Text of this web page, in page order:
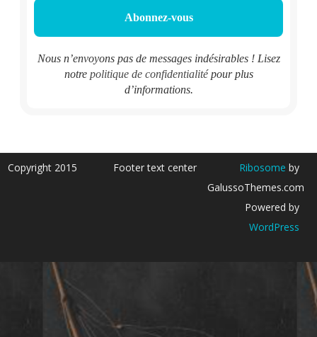
Nous n’envoyons pas de messages indésirables ! Lisez
notre politique de confidentialitépour plus
d’informations.
Copyright 2015 Footer text center Ribosome by
GalussoThemes.com
Powered by
WordPress